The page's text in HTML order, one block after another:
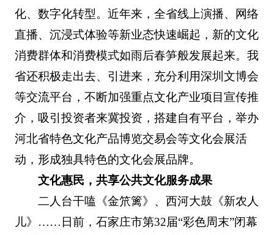
化、数字化转型。近年来，全省线上演播、网络
直播、沉浸式体验等新业态快速崛起，新的文化
消费群体和消费模式如雨后春笋般发展起来。我
省还积极走出去、引进来，充分利用深圳文博会
等交流平台，不断加强重点文化产业项目宣传推
介，吸引投资者来冀投资，搭建自有平台，举办
河北省特色文化产品博览交易会等文化会展活
动，形成独具特色的文化会展品牌。
文化惠民，共享公共文化服务成果
二人台干嗑《金笊篱》、西河大鼓《新农人
儿》……日前，石家庄市第32届“彩色周末”闭幕